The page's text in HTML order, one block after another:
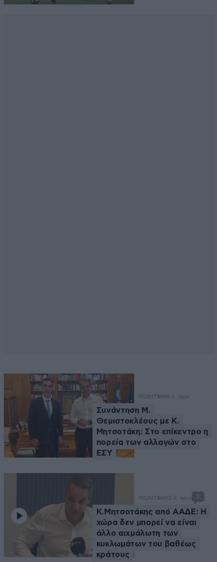
ΠΟΛΙΤΙΚΗ9 λ. πριν
Συνάντηση Μ.
Θεμιστοκλέους με Κ.
Μητσοτάκη: Στο επίκεντρο η
πορεία των αλλαγών στο
ΕΣΥ
ΠΟΛΙΤΙΚΗ 13 λ. πριν 2
Κ.Μητσοτάκης από ΑΑΔΕ: Η
χώρα δεν μπορεί να είναι
άλλο αιχμάλωτη των
κυκλωμάτων του βαθέως
κράτους